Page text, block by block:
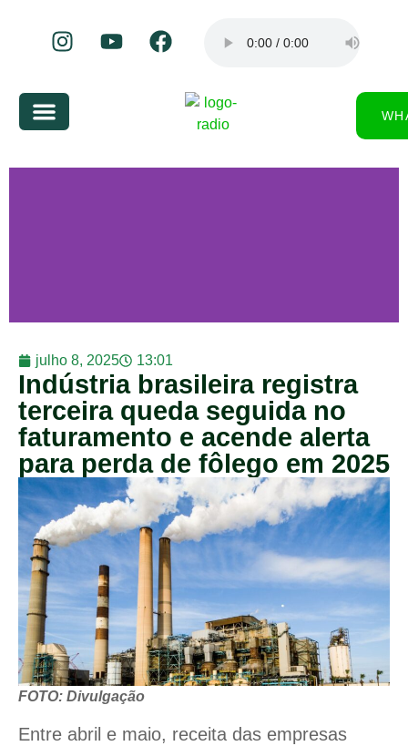
julho 8, 2025 13:01
Indústria brasileira registra
terceira queda seguida no
faturamento e acende alerta
para perda de fôlego em 2025
FOTO: Divulgação
Entre abril e maio, receita das empresas